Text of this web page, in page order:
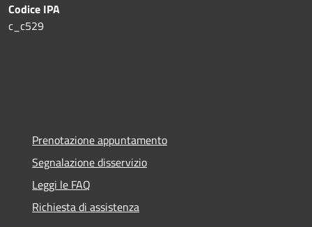
Codice IPA
c_c529
Prenotazione appuntamento
Segnalazione disservizio
Leggi le FAQ
Richiesta di assistenza